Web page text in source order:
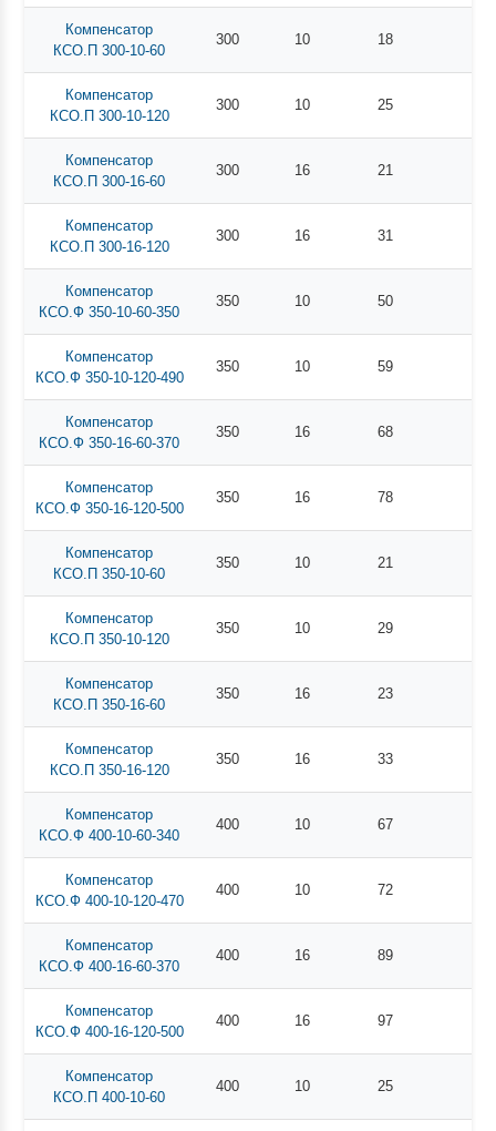
Компенсатор
КСО.П 300-10-60
300 10 18
Компенсатор
КСО.П 300-10-120
300 10 25
Компенсатор
КСО.П 300-16-60
300 16 21
Компенсатор
КСО.П 300-16-120
300 16 31
Компенсатор
КСО.Ф 350-10-60-350
350 10 50
Компенсатор
КСО.Ф 350-10-120-490
350 10 59
Компенсатор
КСО.Ф 350-16-60-370
350 16 68
Компенсатор
КСО.Ф 350-16-120-500
350 16 78
Компенсатор
КСО.П 350-10-60
350 10 21
Компенсатор
КСО.П 350-10-120
350 10 29
Компенсатор
КСО.П 350-16-60
350 16 23
Компенсатор
КСО.П 350-16-120
350 16 33
Компенсатор
КСО.Ф 400-10-60-340
400 10 67
Компенсатор
КСО.Ф 400-10-120-470
400 10 72
Компенсатор
КСО.Ф 400-16-60-370
400 16 89
Компенсатор
КСО.Ф 400-16-120-500
400 16 97
Компенсатор
КСО.П 400-10-60
400 10 25